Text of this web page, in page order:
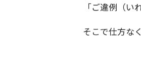
「ご違例（い
そこで仕方な